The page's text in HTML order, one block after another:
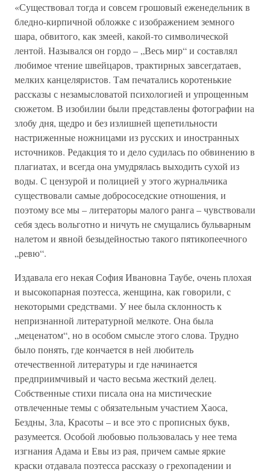
«Существовал тогда и совсем грошовый еженедельник в
бледно-кирпичной обложке с изображением земного
шара, обвитого, как змеей, какой-то символической
лентой. Назывался он гордо – „Весь мир“ и составлял
любимое чтение швейцаров, трактирных завсегдатаев,
мелких канцеляристов. Там печатались коротенькие
рассказы с незамысловатой психологией и упрощенным
сюжетом. В изобилии были представлены фотографии на
злобу дня, щедро и без излишней щепетильности
настриженные ножницами из русских и иностранных
источников. Редакция то и дело судилась по обвинению в
плагиатах, и всегда она умудрялась выходить сухой из
воды. С цензурой и полицией у этого журнальчика
существовали самые добрососедские отношения, и
поэтому все мы – литераторы малого ранга – чувствовали
себя здесь вольготно и ничуть не смущались бульварным
налетом и явной безыдейностью такого пятикопеечного
„ревю“.
Издавала его некая София Ивановна Таубе, очень плохая
и высокопарная поэтесса, женщина, как говорили, с
некоторыми средствами. У нее была склонность к
непризнанной литературной мелкоте. Она была
„меценатом“, но в особом смысле этого слова. Трудно
было понять, где кончается в ней любитель
отечественной литературы и где начинается
предприимчивый и часто весьма жесткий делец.
Собственные стихи писала она на мистические
отвлеченные темы с обязательным участием Хаоса,
Бездны, Зла, Красоты – и все это с прописных букв,
разумеется. Особой любовью пользовалась у нее тема
изгнания Адама и Евы из рая, причем самые яркие
краски отдавала поэтесса рассказу о грехопадении и